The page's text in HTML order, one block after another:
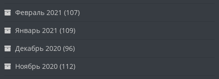
Февраль 2021 (107)
Январь 2021 (109)
Декабрь 2020 (96)
Ноябрь 2020 (112)